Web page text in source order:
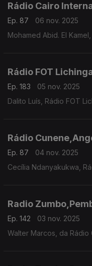
Rádio Cairo
Ep. 87
06 nov. 2025
Mohamed Abid. El
Rádio FOT
Ep. 183
05 nov. 2025
Dalito Luís, Rádio FOT
Rádio
Ep. 87
04 nov. 2025
Cecília Ndanyakukwa,
Radio
Ep. 142
03 nov. 2025
Walter Marcos, da Rádio